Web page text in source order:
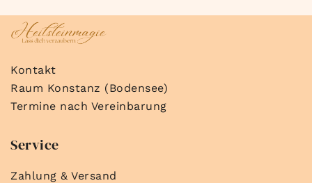
Kontakt
Raum Konstanz (Bodensee)
Termine nach Vereinbarung
Service
Zahlung & Versand